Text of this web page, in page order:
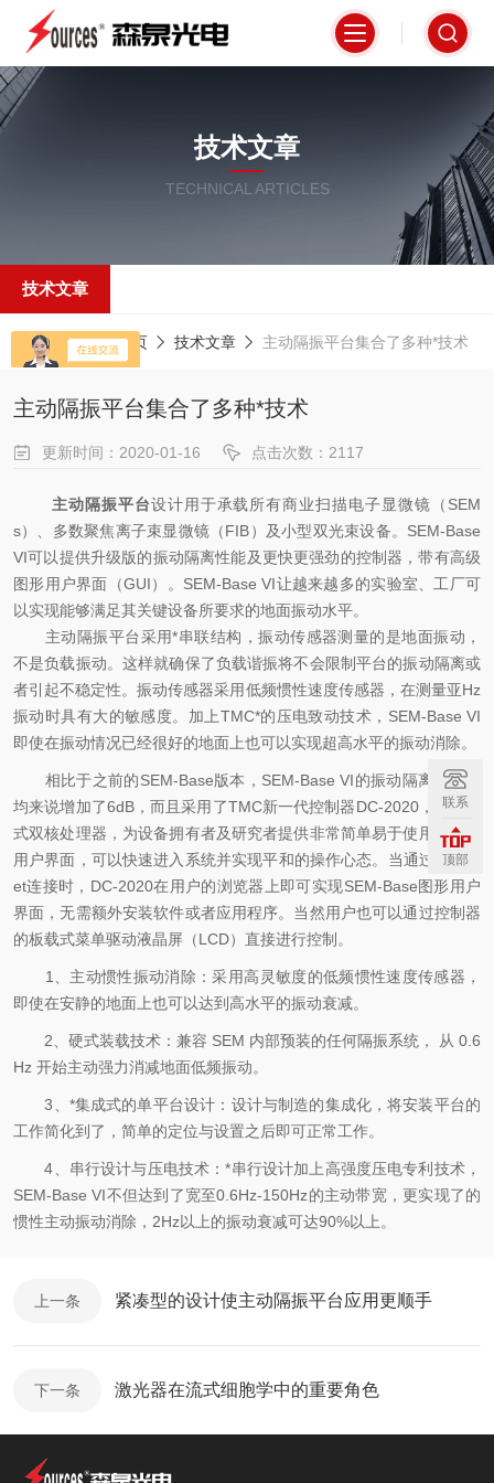
技术文章
TECHNICAL ARTICLES
技术文章
当前位置：首页 技术文章 主动隔振平台集合了多种*技术
主动隔振平台集合了多种*技术
更新时间：2020-01-16 点击次数：2117
主动隔振平台设计用于承载所有商业扫描电子显微镜（SEM
s）、多数聚焦离子束显微镜（FIB）及小型双光束设备。SEM-Base
VI可以提供升级版的振动隔离性能及更快更强劲的控制器，带有高级
图形用户界面（GUI）。SEM-Base VI让越来越多的实验室、工厂可
以实现能够满足其关键设备所要求的地面振动水平。
主动隔振平台采用*串联结构，振动传感器测量的是地面振动，
不是负载振动。这样就确保了负载谐振将不会限制平台的振动隔离或
者引起不稳定性。振动传感器采用低频惯性速度传感器，在测量亚Hz
振动时具有大的敏感度。加上TMC*的压电致动技术，SEM-Base VI
即使在振动情况已经很好的地面上也可以实现超高水平的振动消除。
相比于之前的SEM-Base版本，SEM-Base VI的振动隔离能力平
均来说增加了6dB，而且采用了TMC新一代控制器DC-2020，采用新
式双核处理器，为设备拥有者及研究者提供非常简单易于使用的图形
用户界面，可以快速进入系统并实现平和的操作心态。当通过Ethern
et连接时，DC-2020在用户的浏览器上即可实现SEM-Base图形用户
界面，无需额外安装软件或者应用程序。当然用户也可以通过控制器
的板载式菜单驱动液晶屏（LCD）直接进行控制。
1、主动惯性振动消除：采用高灵敏度的低频惯性速度传感器，
即使在安静的地面上也可以达到高水平的振动衰减。
2、硬式装载技术：兼容 SEM 内部预装的任何隔振系统， 从 0.6
Hz 开始主动强力消减地面低频振动。
3、*集成式的单平台设计：设计与制造的集成化，将安装平台的
工作简化到了，简单的定位与设置之后即可正常工作。
4、串行设计与压电技术：*串行设计加上高强度压电专利技术，
SEM-Base VI不但达到了宽至0.6Hz-150Hz的主动带宽，更实现了的
惯性主动振动消除，2Hz以上的振动衰减可达90%以上。
上一条 紧凑型的设计使主动隔振平台应用更顺手
下一条 激光器在流式细胞学中的重要角色
联系
顶部